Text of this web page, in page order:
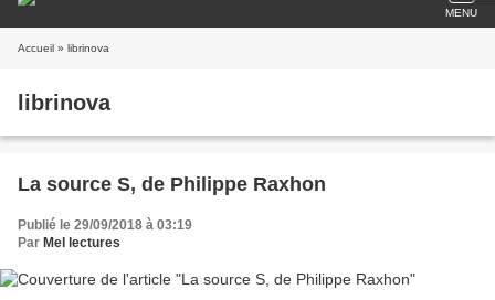
MENU
Accueil » librinova
librinova
La source S, de Philippe Raxhon
Publié le 29/09/2018 à 03:19
Par Mel lectures